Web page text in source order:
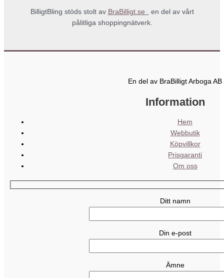
BilligtBling stöds stolt av BraBilligt.se
en del av vårt
pålitliga shoppingnätverk.
En del av BraBilligt Arboga AB
Information
Hem
Webbutik
Köpvillkor
Prisgaranti
Om oss
Ditt namn
Din e-post
Ämne